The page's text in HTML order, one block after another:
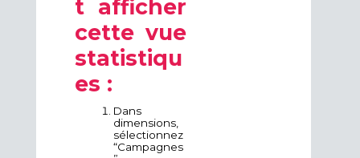
t afficher
cette vue
statistiqu
es :
Dans
dimensions,
sélectionnez
“Campagnes